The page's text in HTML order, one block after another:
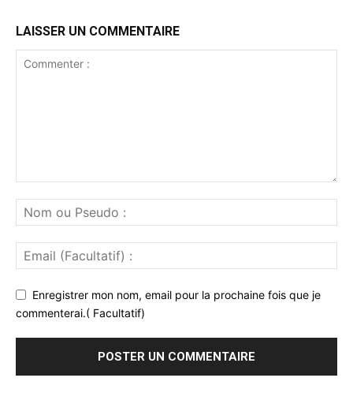
LAISSER UN COMMENTAIRE
Enregistrer mon nom, email pour la prochaine fois que je
commenterai.( Facultatif)